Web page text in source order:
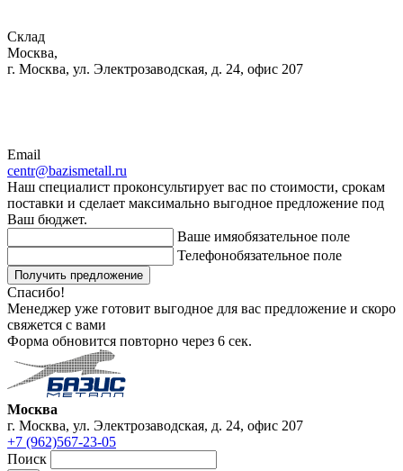
Склад
Москва,
г. Москва, ул. Электрозаводская, д. 24, офис 207
Email
centr@bazismetall.ru
Наш специалист проконсультирует вас по стоимости, срокам
поставки и сделает максимально выгодное предложение под
Ваш бюджет.
Ваше имяобязательное поле
Телефонобязательное поле
Получить предложение
Спасибо!
Менеджер уже готовит выгодное для вас предложение и скоро
свяжется с вами
Форма обновится повторно через 6 сек.
Москва
г. Москва, ул. Электрозаводская, д. 24, офис 207
+7 (962)567-23-05
Поиск